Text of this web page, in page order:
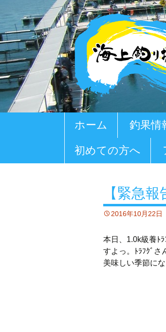
ツ
ホーム 釣果情
初めての方へ
【緊急
2016年10月22日
本日、1.0k級養ﾄ
すよっ。ﾄﾗﾌｸﾞさ
美味しい季節に